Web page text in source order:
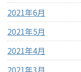
2021年6月
2021年5月
2021年4月
2021年3月